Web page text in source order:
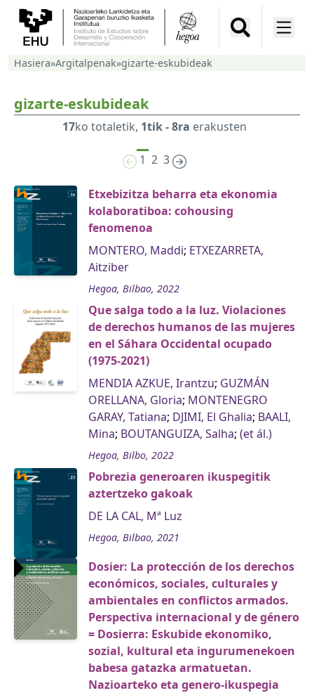
Hasiera»Argitalpenak»gizarte-eskubideak
gizarte-eskubideak
17ko totaletik, 1tik - 8ra erakusten
1 2 3
Etxebizitza beharra eta ekonomia
kolaboratiboa: cohousing
fenomenoa
MONTERO, Maddi; ETXEZARRETA,
Aitziber
Hegoa, Bilbao, 2022
Que salga todo a la luz. Violaciones
de derechos humanos de las mujeres
en el Sáhara Occidental ocupado
(1975-2021)
MENDIA AZKUE, Irantzu; GUZMÁN
ORELLANA, Gloria; MONTENEGRO
GARAY, Tatiana; DJIMI, El Ghalia; BAALI,
Mina; BOUTANGUIZA, Salha; (et ál.)
Hegoa, Bilbo, 2022
Pobrezia generoaren ikuspegitik
aztertzeko gakoak
DE LA CAL, Mª Luz
Hegoa, Bilbao, 2021
Dosier: La protección de los derechos
económicos, sociales, culturales y
ambientales en conflictos armados.
Perspectiva internacional y de género
= Dosierra: Eskubide ekonomiko,
sozial, kultural eta ingurumenekoen
babesa gatazka armatuetan.
Nazioarteko eta genero-ikuspegia